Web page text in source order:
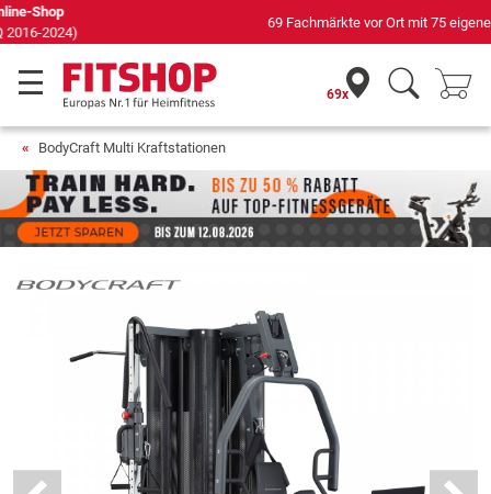
69 Fachmärkte vor Ort mit 75 eigenen Servicetechnikern
69x
BodyCraft Multi Kraftstationen